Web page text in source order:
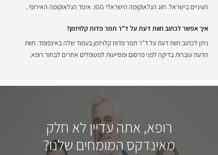
העיניים בישראל. חוג הגלאוקומה הישראלי IGG. איגוד הגלאוקומה האירופי..
איך אפשר לכתוב חוות דעת על ד"ר תמר פדות קלויזמן?
ניתן לכתוב חוות דעת על ד"ר תמר פדות קלויזמן בעמוד שלה באינפומד. חוות
הדעת עוברות בדיקה לפני פרסום ומסייעות למטופלים אחרים לבחור רופא.
רופא, אתה עדיין לא חלק
מאינדקס המומחים שלנו?